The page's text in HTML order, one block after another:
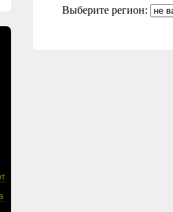
Выберите регион: